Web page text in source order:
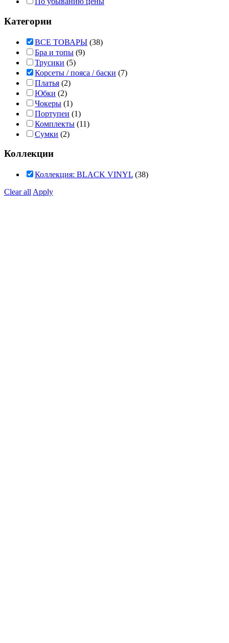
Категории
ВСЕ ТОВАРЫ (38)
Бра и топы (9)
Трусики (5)
Корсеты / пояса / баски (7)
Платья (2)
Юбки (2)
Чокеры (1)
Портупеи (1)
Комплекты (11)
Сумки (2)
Коллекции
Коллекция: BLACK VINYL (38)
Clear all Apply